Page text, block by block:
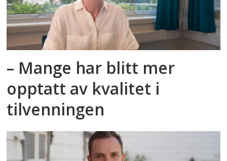
– Mange har blitt mer
opptatt av kvalitet i
tilvenningen